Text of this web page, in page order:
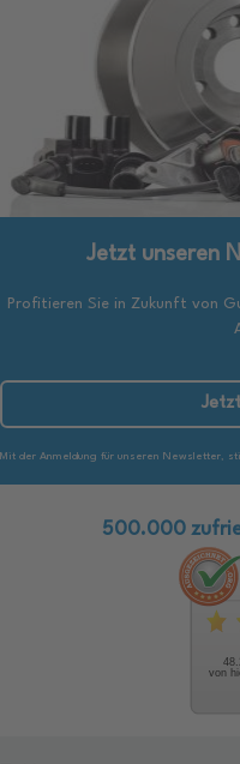
Jetzt unseren
Profitieren Sie in Zukunft von
Mit der Anmeldung für unseren Newsletter,
500.000
von